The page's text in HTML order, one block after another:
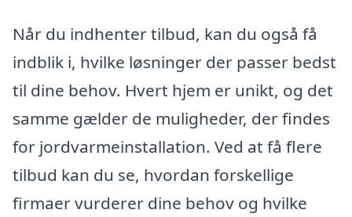
Når du indhenter tilbud, kan du også få
indblik i, hvilke løsninger der passer bedst
til dine behov. Hvert hjem er unikt, og det
samme gælder de muligheder, der findes
for jordvarmeinstallation. Ved at få flere
tilbud kan du se, hvordan forskellige
firmaer vurderer dine behov og hvilke